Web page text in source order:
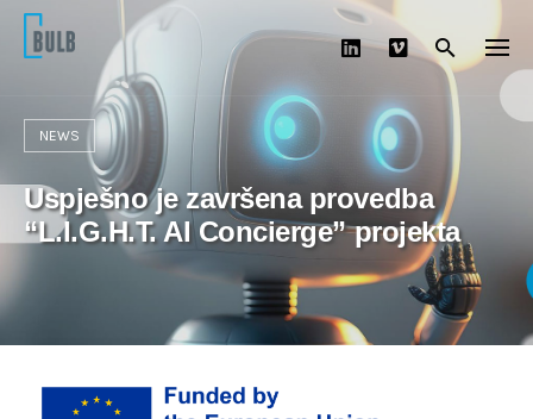
Skip
content
NEWS
Uspješno je završena provedba
“L.I.G.H.T. AI Concierge” projekta